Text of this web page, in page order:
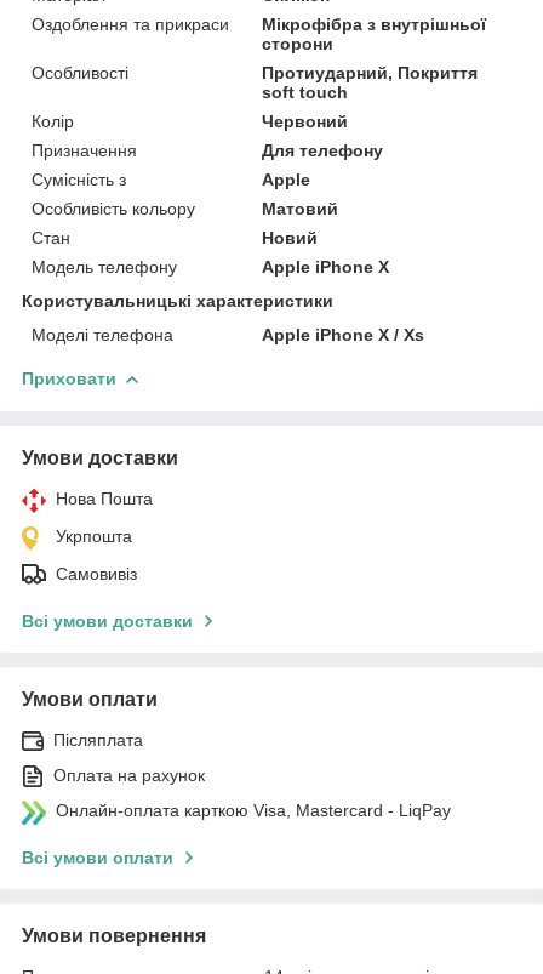
Оздоблення та прикраси
Мікрофібра з внутрішньої
сторони
Особливості
Протиударний, Покриття
soft touch
Колір
Червоний
Призначення
Для телефону
Сумісність з
Apple
Особливість кольору
Матовий
Стан
Новий
Модель телефону
Apple iPhone X
Користувальницькі характеристики
Моделі телефона
Apple iPhone X / Xs
Приховати
Умови доставки
Нова Пошта
Укрпошта
Самовивіз
Всі умови доставки
Умови оплати
Післяплата
Оплата на рахунок
Онлайн-оплата карткою Visa, Mastercard - LiqPay
Всі умови оплати
Умови повернення